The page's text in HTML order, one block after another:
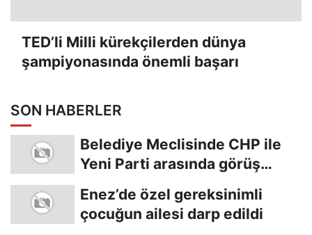
TED’li Milli kürekçilerden dünya
şampiyonasında önemli başarı
SON HABERLER
Belediye Meclisinde CHP ile
Yeni Parti arasında görüş
Enez’de özel gereksinimli
çocuğun ailesi darp edildi